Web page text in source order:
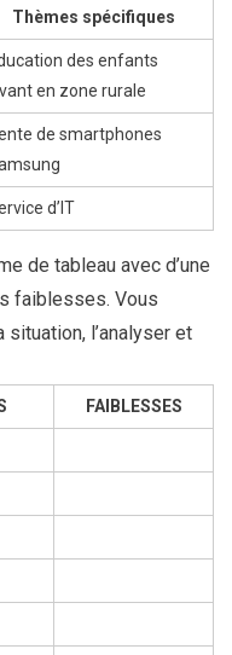
Thèmes spécifiques
des enfants
en zone rurale
de smartphones
d’IT
de tableau avec d’une
faiblesses. Vous
l’analyser et
FAIBLESSES